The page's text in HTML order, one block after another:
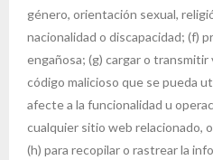
género, orientación sexual,
nacionalidad o discapacidad; (f)
engañosa; (g) cargar o
código malicioso que se pueda
afecte a la funcionalidad u
cualquier sitio web relacionado,
(h) para recopilar o rastrear la